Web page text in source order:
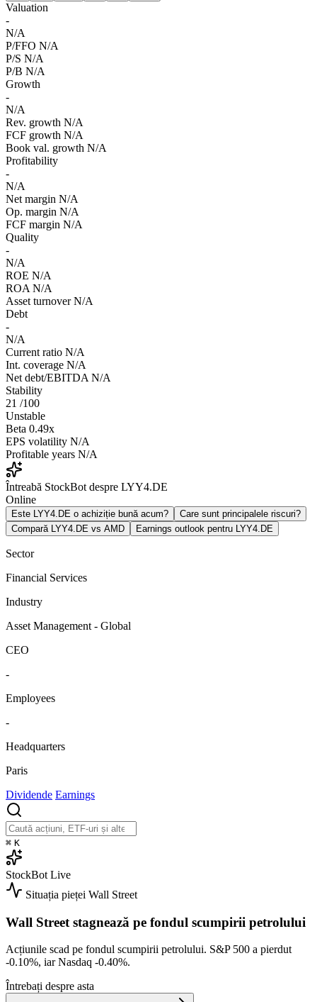
Valuation
-
N/A
P/FFO N/A
P/S N/A
P/B N/A
Growth
-
N/A
Rev. growth N/A
FCF growth N/A
Book val. growth N/A
Profitability
-
N/A
Net margin N/A
Op. margin N/A
FCF margin N/A
Quality
-
N/A
ROE N/A
ROA N/A
Asset turnover N/A
Debt
-
N/A
Current ratio N/A
Int. coverage N/A
Net debt/EBITDA N/A
Stability
21 /100
Unstable
Beta 0.49x
EPS volatility N/A
Profitable years N/A
Întreabă StockBot despre LYY4.DE
Online
Este LYY4.DE o achiziție bună acum?
Care sunt principalele riscuri?
Compară LYY4.DE vs AMD
Earnings outlook pentru LYY4.DE
Sector
Financial Services
Industry
Asset Management - Global
CEO
-
Employees
-
Headquarters
Paris
Dividende Earnings
⌘ K
StockBot Live
Situația pieței Wall Street
Wall Street stagnează pe fondul scumpirii petrolului
Acțiunile scad pe fondul scumpirii petrolului. S&P 500 a pierdut
-0.10%, iar Nasdaq -0.40%.
Întrebați despre asta